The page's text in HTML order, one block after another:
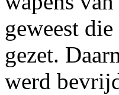
geweest
gezet.
werd